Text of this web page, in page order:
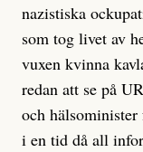
nazistiska
som tog livet av
vuxen kvinna
redan att se på
och
i en tid då all